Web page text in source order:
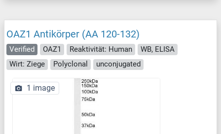
OAZ1 Antikörper (AA 120-132)
Verified OAZ1 Reaktivität: Human
WB, ELISA
Wirt: Ziege
Polyclonal unconjugated
1 image